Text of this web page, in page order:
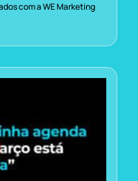
com a WE Marketing